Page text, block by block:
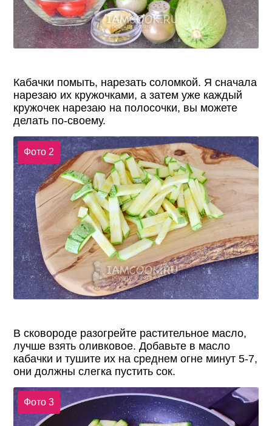
Кабачки помыть, нарезать соломкой. Я сначала
нарезаю их кружочками, а затем уже каждый
кружочек нарезаю на полосочки, вы можете
делать по-своему.
Фото 2
В сковороде разогрейте растительное масло,
лучше взять оливковое. Добавьте в масло
кабачки и тушите их на среднем огне минут 5-7,
они должны слегка пустить сок.
Фото 3